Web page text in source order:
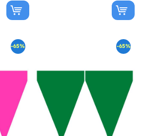
-65% -65%